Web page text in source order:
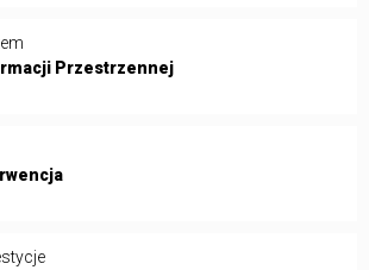
Przestrzennej